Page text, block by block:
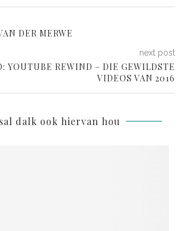
DER MERWE
next post
YOUTUBE REWIND – DIE GEWILDSTE
VIDEOS VAN 2016
dalk ook hiervan hou